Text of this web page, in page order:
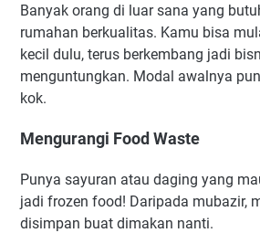
Banyak orang di luar sana yang
rumahan berkualitas. Kamu bisa
kecil dulu, terus berkembang jadi
menguntungkan. Modal awalnya
kok.
Mengurangi Food Waste
Punya sayuran atau daging yang
jadi frozen food! Daripada mubazir,
disimpan buat dimakan nanti.